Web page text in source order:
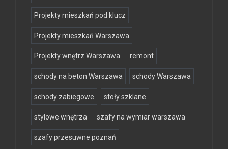
Projekty mieszkań pod klucz
Projekty mieszkań Warszawa
Projekty wnętrz Warszawa remont
schody na beton Warszawa schody Warszawa
schody zabiegowe stoły szklane
stylowe wnętrza szafy na wymiar warszawa
szafy przesuwne poznań